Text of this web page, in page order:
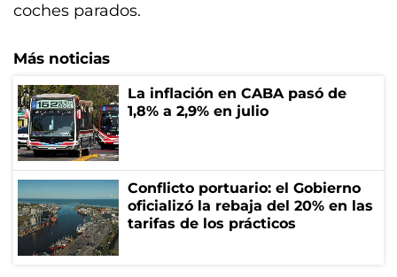
coches parados.
Más noticias
La inflación en CABA pasó de
1,8% a 2,9% en julio
Conflicto portuario: el Gobierno
oficializó la rebaja del 20% en las
tarifas de los prácticos